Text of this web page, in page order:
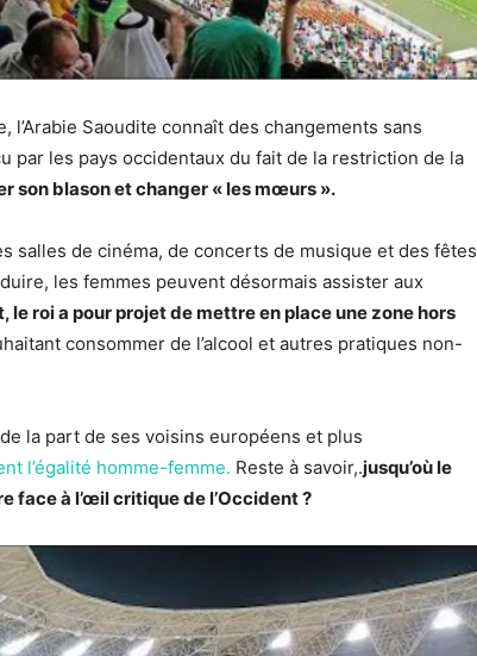
l’Arabie Saoudite connaît des changements sans
par les pays occidentaux du fait de la restriction de la
son blason et changer « les mœurs ».
salles de cinéma, de concerts de musique et des fêtes
les femmes peuvent désormais assister aux
le roi a pour projet de mettre en place une zone hors
consommer de l’alcool et autres pratiques non-
la part de ses voisins européens et plus
l’égalité homme-femme. Reste à savoir,.jusqu’où le
face à l’œil critique de l’Occident ?